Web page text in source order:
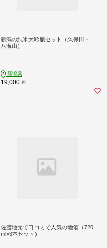
新潟の純米大吟醸セット（久保田・
八海山）
新潟県
19,000 円
佐渡地元で口コミで人気の地酒（720
ml×3本セット）